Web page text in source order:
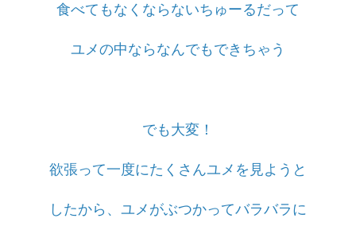
食べてもなくならないちゅーるだって
ユメの中ならなんでもできちゃう
でも大変！
欲張って一度にたくさんユメを見ようと
したから、ユメがぶつかってバラバラに